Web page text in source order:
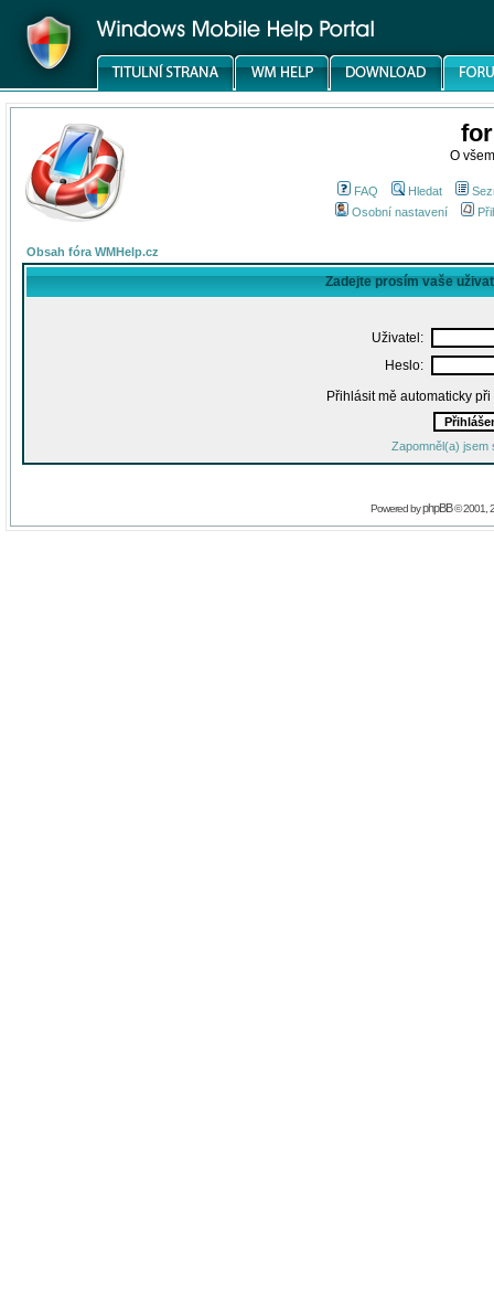
O
FAQ Hledat
Osobní nastavení
Obsah fóra WMHelp.cz
Zadejte prosím vaše
Uživatel:
Heslo:
Přihlásit mě automaticky
Zapomněl(a) jsem
Powered byphpBB© 2001,